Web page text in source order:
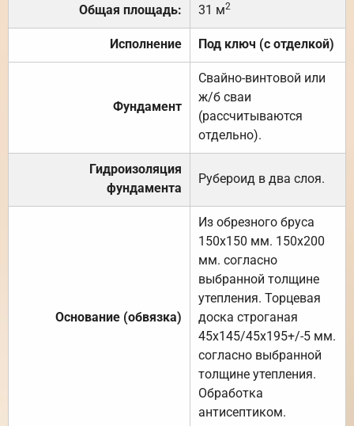
Общая площадь: 31 м2
Исполнение Под ключ (с отделкой)
Фундамент
Свайно-винтовой или
ж/б сваи
(рассчитываются
отдельно).
Гидроизоляция
фундамента
Рубероид в два слоя.
Основание (обвязка)
Из обрезного бруса
150х150 мм. 150х200
мм. согласно
выбранной толщине
утепления. Торцевая
доска строганая
45х145/45х195+/-5 мм.
согласно выбранной
толщине утепления.
Обработка
антисептиком.